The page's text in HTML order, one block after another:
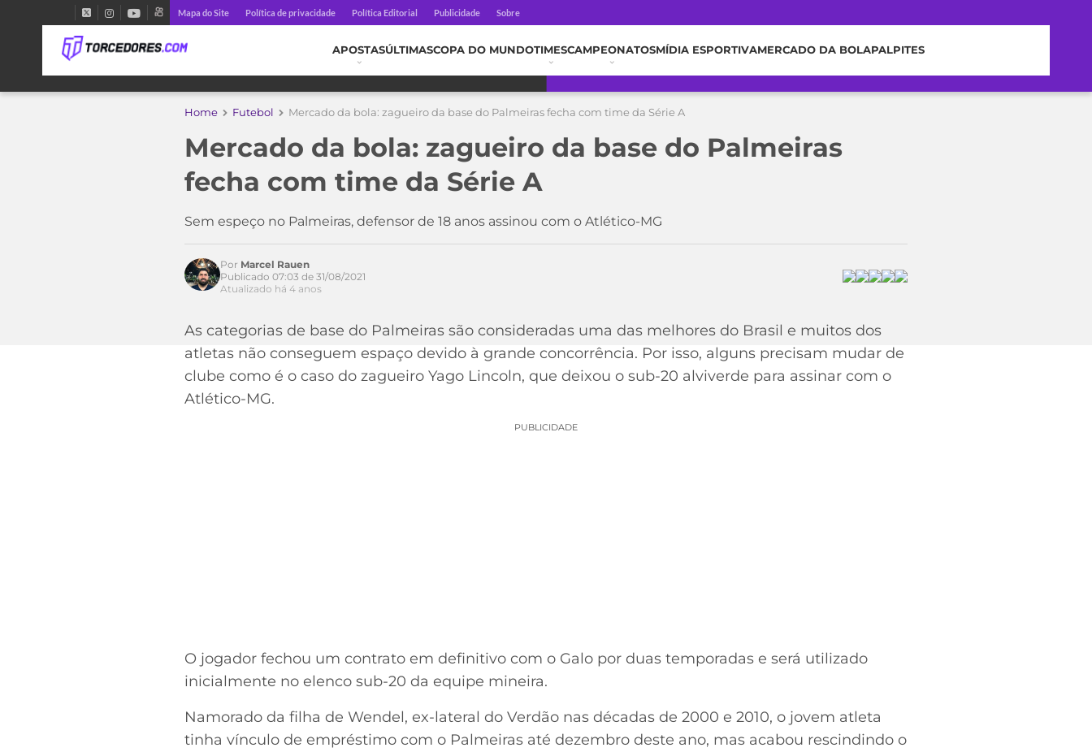
Mapa do Site Política de privacidade Política Editorial Publicidade Sobre
APOSTASÚLTIMASCOPA DO MUNDOTIMESCAMPEONATOSMÍDIA ESPORTIVAMERCADO DA BOLAPALPITES
Home Futebol Mercado da bola: zagueiro da base do Palmeiras fecha com time da Série A
Mercado da bola: zagueiro da base do Palmeiras
fecha com time da Série A
Sem espeço no Palmeiras, defensor de 18 anos assinou com o Atlético-MG
Por Marcel Rauen
Publicado 07:03 de 31/08/2021
Atualizado há 4 anos
As categorias de base do Palmeiras são consideradas uma das melhores do Brasil e muitos dos
atletas não conseguem espaço devido à grande concorrência. Por isso, alguns precisam mudar de
clube como é o caso do zagueiro Yago Lincoln, que deixou o sub-20 alviverde para assinar com o
Atlético-MG.
PUBLICIDADE
O jogador fechou um contrato em definitivo com o Galo por duas temporadas e será utilizado
inicialmente no elenco sub-20 da equipe mineira.
Namorado da filha de Wendel, ex-lateral do Verdão nas décadas de 2000 e 2010, o jovem atleta
tinha vínculo de empréstimo com o Palmeiras até dezembro deste ano, mas acabou rescindindo o